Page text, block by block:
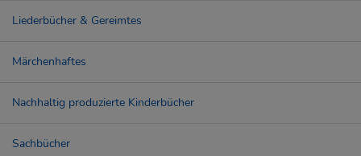
Liederbücher & Gereimtes
Märchenhaftes
Nachhaltig produzierte Kinderbücher
Sachbücher